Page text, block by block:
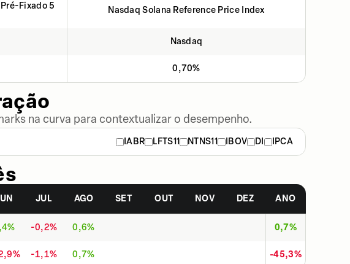
Pré-Fixado 5
Nasdaq Solana Reference Price Index
Nasdaq
0,70%
na curva para contextualizar o desempenho.
IABR LFTS11 NTNS11 IBOV DI
IPCA
JUL AGO SET OUT NOV DEZ ANO
-0,2% 0,6% 0,7%
-1,1% 0,7%
-45,3%